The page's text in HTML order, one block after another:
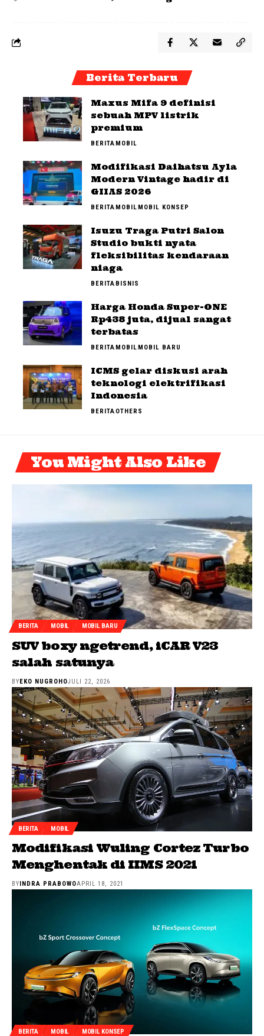
Berita Terbaru
Maxus Mifa 9 definisi
sebuah MPV listrik
premium
BERITAMOBIL
Modifikasi Daihatsu Ayla
Modern Vintage hadir di
GIIAS 2026
BERITAMOBILMOBIL KONSEP
Isuzu Traga Putri Salon
Studio bukti nyata
fleksibilitas kendaraan
niaga
BERITABISNIS
Harga Honda Super-ONE
Rp438 juta, dijual sangat
terbatas
BERITAMOBILMOBIL BARU
ICMS gelar diskusi arah
teknologi elektrifikasi
Indonesia
BERITAOTHERS
You Might Also Like
BERITA MOBIL MOBIL BARU
SUV boxy ngetrend, iCAR V23
salah satunya
BYEKO NUGROHOJULI 22, 2026
BERITA MOBIL
Modifikasi Wuling Cortez Turbo
Menghentak di IIMS 2021
BY INDRA PRABOWOAPRIL 18, 2021
BERITA MOBIL MOBIL KONSEP